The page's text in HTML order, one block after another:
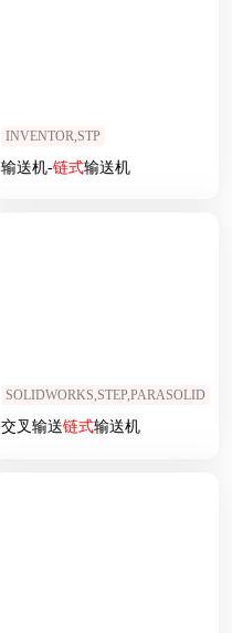
INVENTOR,STP
输送机-链式输送机
SOLIDWORKS,STEP,PARASOLID
交叉输送链式输送机